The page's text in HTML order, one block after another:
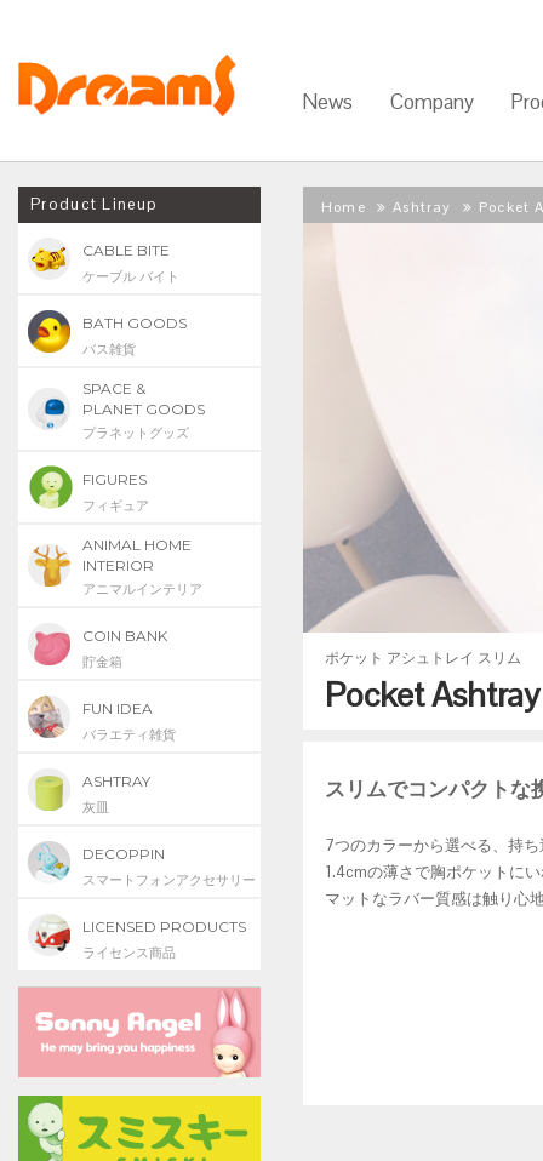
News Company
Product Lineup
CABLE BITE
ケーブル バイト
BATH GOODS
バス雑貨
SPACE &
PLANET GOODS
プラネットグッズ
FIGURES
フィギュア
ANIMAL HOME
INTERIOR
アニマルインテリア
COIN BANK
貯金箱
FUN IDEA
バラエティ雑貨
ASHTRAY
灰皿
DECOPPIN
スマートフォンアクセサリー
LICENSED PRODUCTS
ライセンス商品
Home Ashtray Pocket
ポケット アシュトレイ スリム
Pocket
スリムでコンパクトな
7つのカラーから選べる、持
1.4cmの薄さで胸ポケットに
マットなラバー質感は触り心